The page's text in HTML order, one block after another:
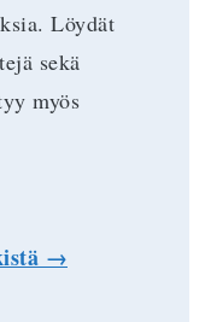
Löydät
sekä
myös
→